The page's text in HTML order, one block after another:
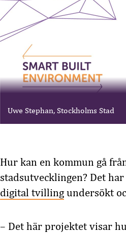
Uwe Stephan, Stockholms Stad
Hur kan en kommun gå
stadsutvecklingen? Det
digital tvillingundersökt
– Det här projektet visar